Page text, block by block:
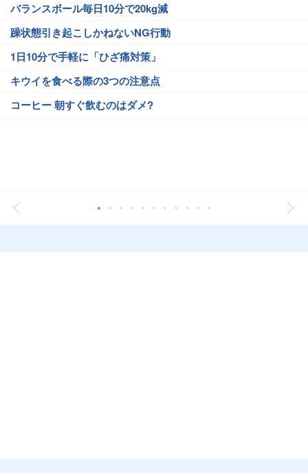
バランスボール毎日10分で20kg減
躁状態引き起こしかねないNG行動
1日10分で手軽に「ひざ痛対策」
キウイを食べる際の3つの注意点
コーヒー 朝すぐ飲むのはダメ?